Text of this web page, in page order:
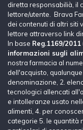
diretta responsabilià, il
lettore/utente. Brava
dei contenuti di altri siti
lettore attraverso link
In base Reg.1169/2011
informazioni sugli
nostra farmacia al
dell'acquisto,
denominazione, 2.
tecnologici allencati
e intolleranze usato
alimenti, 4. per
categorie 5. le quantità